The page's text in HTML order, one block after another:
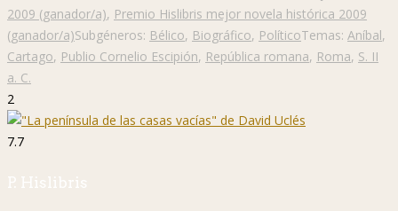
2009 (ganador/a), Premio Hislibris mejor novela histórica 2009
(ganador/a)Subgéneros: Bélico, Biográfico, PolíticoTemas: Aníbal,
Cartago, Publio Cornelio Escipión, República romana, Roma, S. II
a. C.
2
7.7
P. Hislibris